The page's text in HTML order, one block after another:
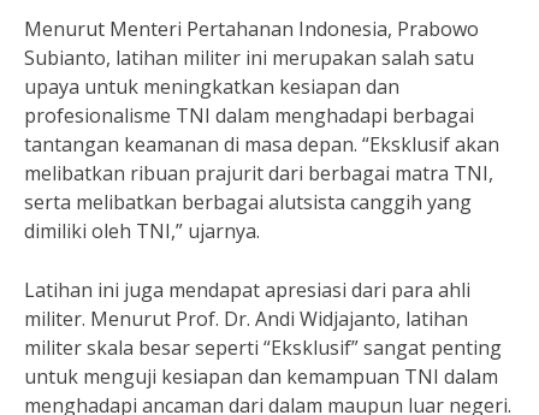
Menurut Menteri Pertahanan Indonesia, Prabowo
Subianto, latihan militer ini merupakan salah satu
upaya untuk meningkatkan kesiapan dan
profesionalisme TNI dalam menghadapi berbagai
tantangan keamanan di masa depan. “Eksklusif akan
melibatkan ribuan prajurit dari berbagai matra TNI,
serta melibatkan berbagai alutsista canggih yang
dimiliki oleh TNI,” ujarnya.
Latihan ini juga mendapat apresiasi dari para ahli
militer. Menurut Prof. Dr. Andi Widjajanto, latihan
militer skala besar seperti “Eksklusif” sangat penting
untuk menguji kesiapan dan kemampuan TNI dalam
menghadapi ancaman dari dalam maupun luar negeri.